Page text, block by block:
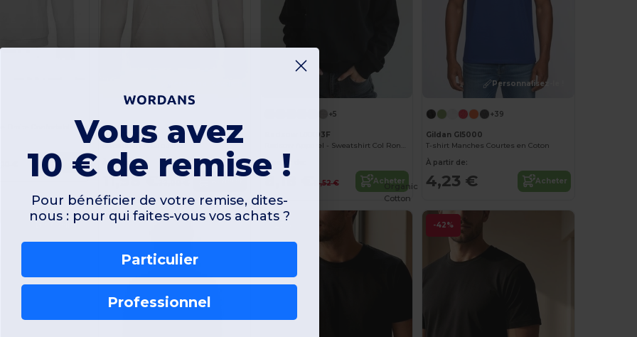
Sweatshirt Coupe Droite Confortable et Élégant
€ Acheter
B&C ID203
Sweatshirt À Capuche
À partir de:
11,98 €
+5
Radsow UXX03F
Radsow Apparel - Sweatshirt Col Rond Paris pour femmes
À partir de:
8,18 € 15,52 € Acheter
Personnalisez-le !
+39
Gildan GI5000
T-shirt Manches Courtes en Coton
À partir de:
4,23 € Acheter
Best Seller -42%
Organic
Cotton
Vous avez
10 € de remise !
Pour bénéficier de votre remise, dites-
nous : pour qui faites-vous vos achats ?
Particulier
Professionnel